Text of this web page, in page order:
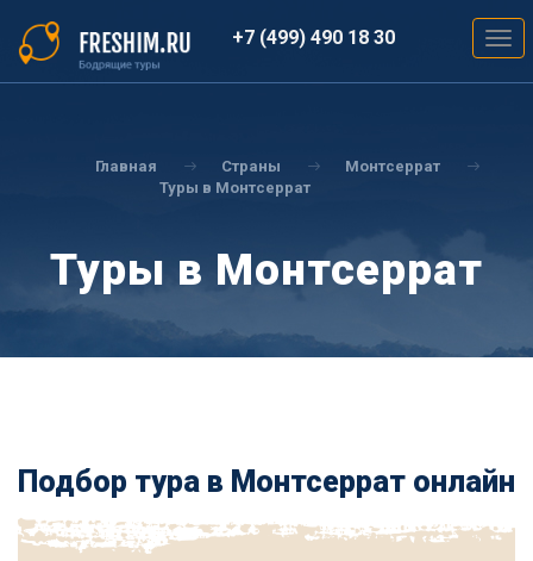
основному
содержанию
+7 (499) 490 18 30
Главная Страны
Монтсеррат
Туры в Монтсеррат
Туры в Монтсеррат
Подбор тура в Монтсеррат онлайн